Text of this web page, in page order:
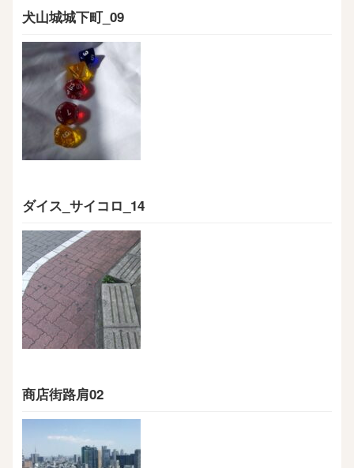
犬山城城下町_09
ダイス_サイコロ_14
商店街路肩02